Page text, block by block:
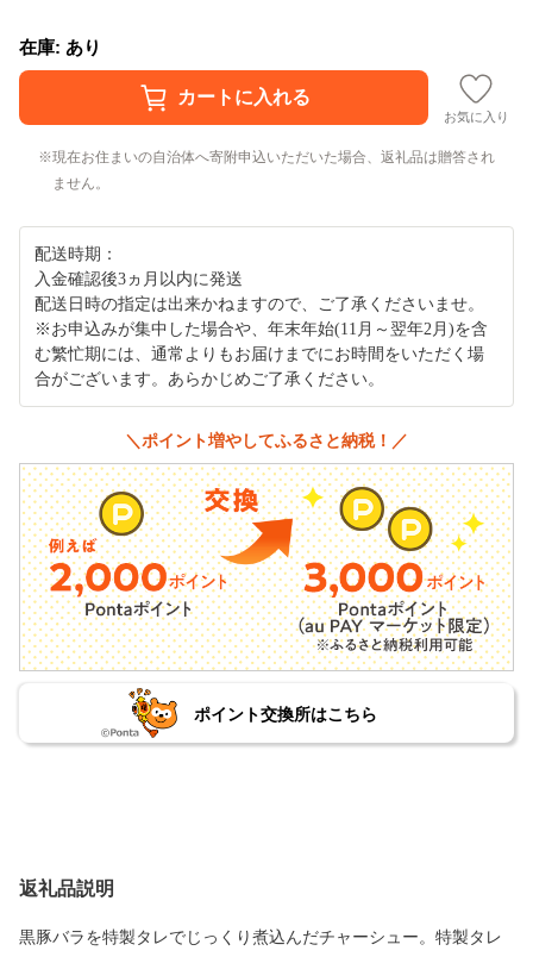
在庫: あり
お気に入り
現在お住まいの自治体へ寄附申込いただいた場合、返礼品は贈答され
ません。
配送時期：
入金確認後3ヵ月以内に発送
配送日時の指定は出来かねますので、ご了承くださいませ。
※お申込みが集中した場合や、年末年始(11月～翌年2月)を含
む繁忙期には、通常よりもお届けまでにお時間をいただく場
合がございます。あらかじめご了承ください。
＼ポイント増やしてふるさと納税！／
ポイント交換所はこちら
返礼品説明
黒豚バラを特製タレでじっくり煮込んだチャーシュー。特製タレ